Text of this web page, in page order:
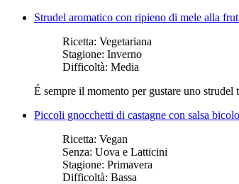
Strudel aromatico con ripieno di mele alla
Ricetta: Vegetariana
Stagione: Inverno
Difficoltà: Media
É sempre il momento per gustare uno
Piccoli gnocchetti di castagne con salsa
Ricetta: Vegan
Senza: Uova e Latticini
Stagione: Primavera
Difficoltà: Bassa